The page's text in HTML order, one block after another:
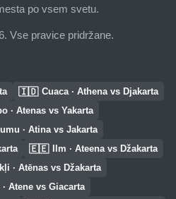
po vsem svetu.
Vse pravice pridržane.
🇮🇩 Cuaca · Athena vs Djakarta
· Atenas vs Yakarta
· Atina vs Jakarta
🇪🇪 Ilm · Ateena vs Džakarta
· Atēnas vs Džakarta
· Atene vs Giacarta